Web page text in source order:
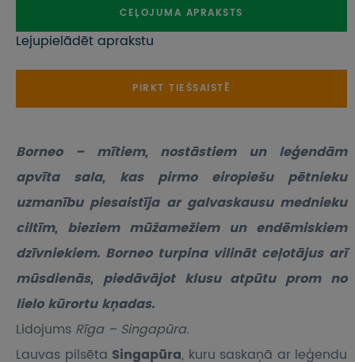
CEĻOJUMA APRAKSTS
Lejupielādēt aprakstu
PIRKT TIEŠSAISTĒ
Borneo – mītiem, nostāstiem un leģendām
apvīta sala, kas pirmo eiropiešu pētnieku
uzmanību piesaistīja ar galvaskausu mednieku
ciltīm, bieziem mūžamežiem un endēmiskiem
dzīvniekiem. Borneo turpina vilināt ceļotājus arī
mūsdienās, piedāvājot klusu atpūtu prom no
lielo kūrortu kņadas.
Lidojums Rīga – Singapūra.
Lauvas pilsēta Singapūra, kuru saskaņā ar leģendu